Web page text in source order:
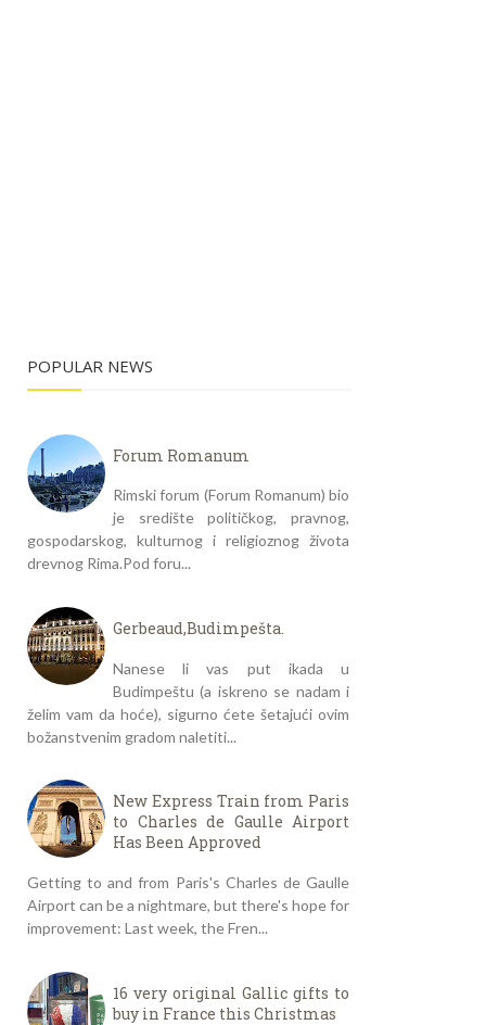
POPULAR NEWS
Forum Romanum
Rimski forum (Forum Romanum) bio
je središte političkog, pravnog,
gospodarskog, kulturnog i religioznog života
drevnog Rima.Pod foru...
Gerbeaud,Budimpešta.
Nanese li vas put ikada u
Budimpeštu (a iskreno se nadam i
želim vam da hoće), sigurno ćete šetajući ovim
božanstvenim gradom naletiti...
New Express Train from Paris
to Charles de Gaulle Airport
Has Been Approved
Getting to and from Paris's Charles de Gaulle
Airport can be a nightmare, but there's hope for
improvement: Last week, the Fren...
16 very original Gallic gifts to
buy in France this Christmas